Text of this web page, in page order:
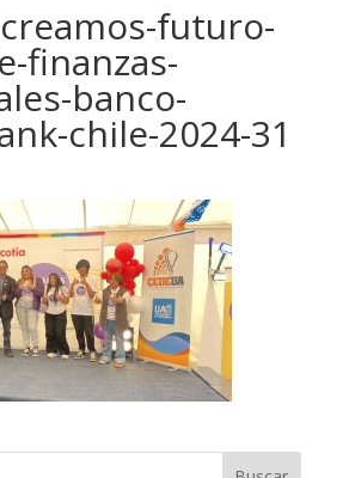
futuro-
finanzas-
banco-
chile-2024-31